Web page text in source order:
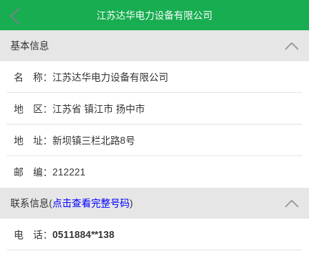
江苏达华电力设备有限公司
基本信息
名 称：江苏达华电力设备有限公司
地 区：江苏省 镇江市 扬中市
地 址：新坝镇三栏北路8号
邮 编：212221
联系信息(点击查看完整号码)
电 话： 0511884**138